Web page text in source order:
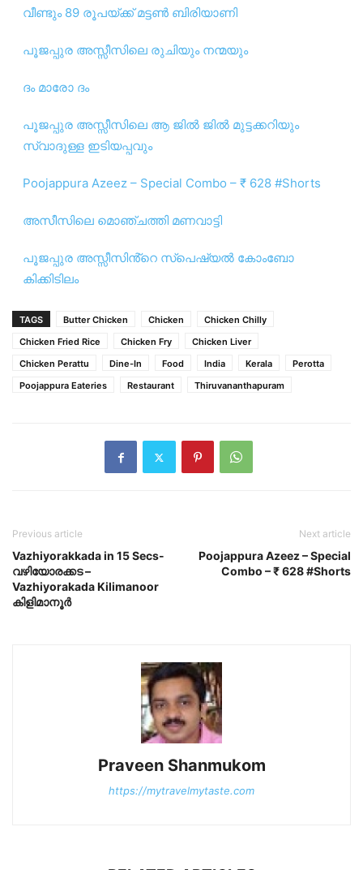
വീണ്ടും 89 രൂപയ്ക്ക് മട്ടൺ ബിരിയാണി
പൂജപ്പുര അസ്സീസിലെ രുചിയും നന്മയും
ദം മാരോ ദം
പൂജപ്പുര അസ്സീസിലെ ആ ജിൽ ജിൽ മുട്ടക്കറിയും
സ്വാദുള്ള ഇടിയപ്പവും
Poojappura Azeez – Special Combo – ₹ 628 #Shorts
അസീസിലെ മൊഞ്ചത്തി മണവാട്ടി
പൂജപ്പുര അസ്സീസിൻ്റെ സ്പെഷ്യൽ കോംബോ
കിക്കിടിലം
TAGS Butter Chicken Chicken
Chicken Chilly
Chicken Fried Rice
Chicken Fry
Chicken Liver
Chicken Perattu
Dine-In Food India Kerala
Perotta
Poojappura Eateries
Restaurant Thiruvananthapuram
Previous article
Vazhiyorakkada in 15 Secs-
വഴിയോരക്കട –
Vazhiyorakada Kilimanoor
കിളിമാനൂർ
Next article
Poojappura Azeez – Special
Combo – ₹ 628 #Shorts
Praveen Shanmukom
https://mytravelmytaste.com